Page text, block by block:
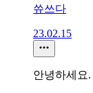
쓔쓰다
23.02.15
안녕하세요